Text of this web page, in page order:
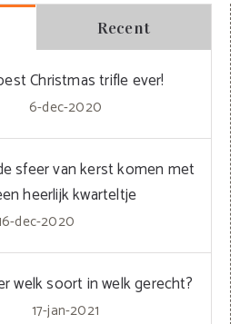
Recent
Christmas trifle ever!
6-dec-2020
sfeer van kerst komen met
heerlijk kwarteltje
dec-2020
welk soort in welk gerecht?
17-jan-2021